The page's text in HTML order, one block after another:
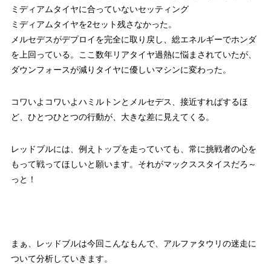
ミディアムタイヤに合っていないセッティング
ミディアムタイヤを2セット残さなかった。
メルセデスがデプロイを完全に取り戻し、総エネルギーでホンダ
を上回っている。ここ数年リアタイヤ過熱に悩まされていたが、
ダウンフォースが減りタイヤに優しいマシンに変わった。
コワいよコワいよハミルトンとメルセデス、接近すればするほ
ど、ひとつひとつの行動が、大きな差に見えてくる。
レッドブルには、例えトップを走っていても、常に挑戦者の心を
もって戦ってほしいと願います。それがマックススタイスだろ～
っと！
まぁ、レッドブルは今回こんなもんで、アルファタウリの迷走に
ついて分析していきます。